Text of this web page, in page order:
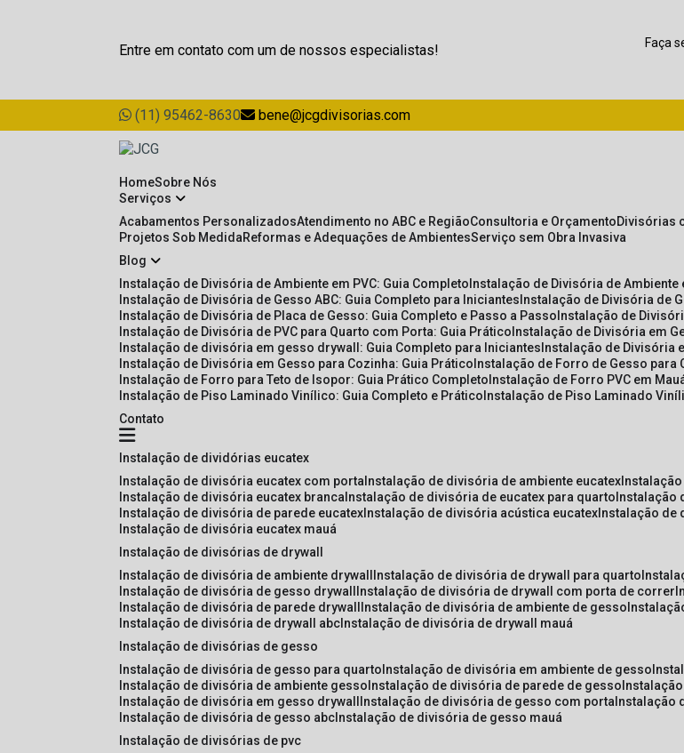
Entre em contato com um de nossos especialistas!
Faça
(11) 95462-8630 bene@jcgdivisorias.com
Home Sobre Nós
Serviços
Acabamentos Personalizados Atendimento no ABC e Região Consultoria e Orçamento Divisórias
Projetos Sob Medida
Reformas e Adequações de Ambientes Serviço sem Obra Invasiva
Blog
Instalação de Divisória de Ambiente em PVC: Guia Completo Instalação de Divisória de Ambiente
Instalação de Divisória de Gesso ABC: Guia Completo para Iniciantes Instalação de Divisória de
Instalação de Divisória de Placa de Gesso: Guia Completo e Passo a Passo Instalação de
Instalação de Divisória de PVC para Quarto com Porta: Guia Prático Instalação de Divisória em
Instalação de divisória em gesso drywall: Guia Completo para Iniciantes Instalação de Divisória
Instalação de Divisória em Gesso para Cozinha: Guia Prático Instalação de Forro de Gesso para
Instalação de Forro para Teto de Isopor: Guia Prático Completo Instalação de Forro PVC em
Instalação de Piso Laminado Vinílico: Guia Completo e Prático Instalação de Piso Laminado
Contato
instalação de dividórias eucatex
instalação de divisória eucatex com porta instalação de divisória de ambiente eucatex
instalação de divisória eucatex branca instalação de divisória de eucatex para quarto instalação
instalação de divisória de parede eucatex instalação de divisória acústica eucatex instalação de
instalação de divisória eucatex mauá
instalação de divisórias de drywall
instalação de divisória de ambiente drywall
instalação de divisória de drywall para quarto
instalação de divisória de gesso drywall
instalação de divisória de drywall com porta de correr
instalação de divisória de parede drywall
instalação de divisória de ambiente de gesso
instalação de divisória de drywall abc instalação de divisória de drywall mauá
instalação de divisórias de gesso
instalação de divisória de gesso para quarto instalação de divisória em ambiente de gesso
instalação de divisória de ambiente gesso instalação de divisória de parede de gesso
instalação de divisória em gesso drywall
instalação de divisória de gesso com porta instalação
instalação de divisória de gesso abc instalação de divisória de gesso mauá
instalação de divisórias de pvc